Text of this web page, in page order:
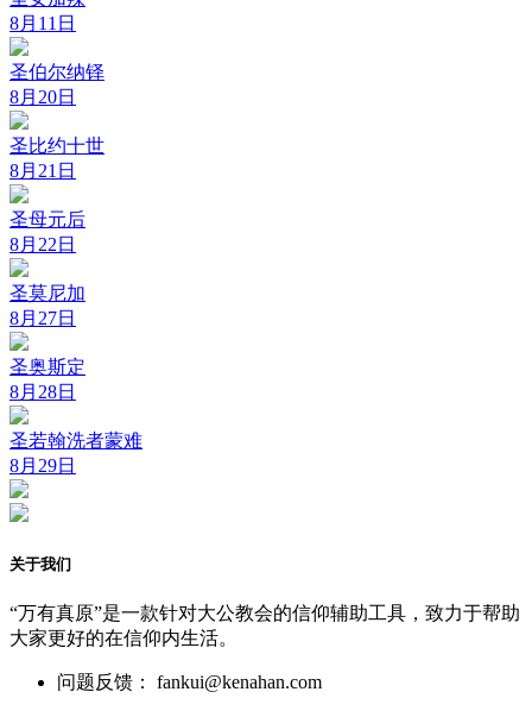
8月11日
圣伯尔纳铎
8月20日
圣比约十世
8月21日
圣母元后
8月22日
圣莫尼加
8月27日
圣奥斯定
8月28日
圣若翰洗者蒙难
8月29日
关于我们
“万有真原”是一款针对大公教会的信仰辅助工具，致力于帮助
大家更好的在信仰内生活。
问题反馈： fankui@kenahan.com